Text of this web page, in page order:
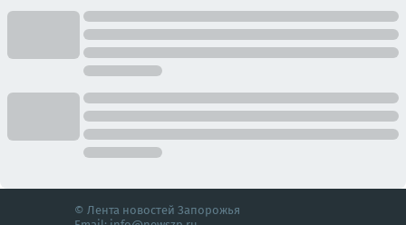
© Лента новостей Запорожья